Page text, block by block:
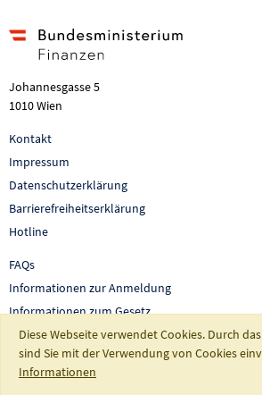
Johannesgasse 5
1010 Wien
Kontakt
Impressum
Datenschutzerklärung
Barrierefreiheitserklärung
Hotline
FAQs
Informationen zur Anmeldung
Informationen zum Gesetz
Auswertungen und Berichte
So fördert Österreich
Diese Webseite verwendet Cookies. Durch
sind Sie mit der Verwendung von Cookies
Informationen